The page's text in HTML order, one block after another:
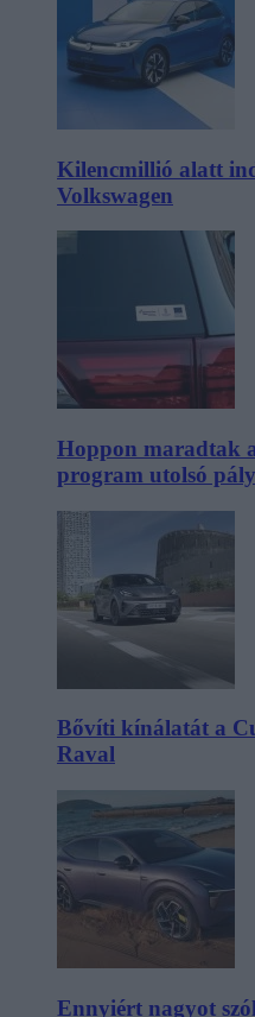
Kilencmillió alatt
Volkswagen
Hoppon maradtak
program utolsó
Bővíti kínálatát a
Raval
Ennyiért nagyot